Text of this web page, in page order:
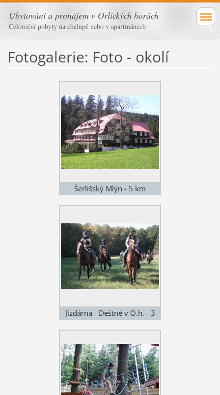
Ubytování a pronájem v Orlických horách
Celoroční pobyty na chalupě nebo v apartmánech
Fotogalerie: Foto - okolí
Šerlišský Mlýn - 5 km
Jízdárna - Deštné v O.h. - 3